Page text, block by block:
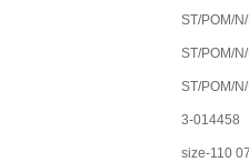
ST/POM/
ST/POM/
ST/POM/
3-014458
size-110